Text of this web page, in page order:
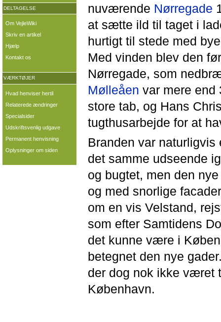
nuværende Nørregade
at sætte ild til taget i
hurtigt til stede med
Med vinden blev den
Nørregade, som
Mølleåen var mere end
store tab, og Hans
tugthusarbejde for at
Branden var
det samme udseende
og bugtet, men den
og med snorlige
om en vis Velstand,
som efter Samtidens
det kunne være i
betegnet den nye
der dog nok ikke været
København.
DELTAGELSE
Om VejleWiki
Skriv en artikel
Hjælp
Kontakt os
VÆRKTØJER
Hvad henviser hertil
Relaterede ændringer
Specialsider
Udskriftsvenlig udgave
Permanent henvisning
Oplysninger om siden